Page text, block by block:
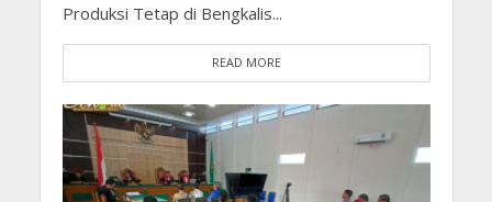
Produksi Tetap di Bengkalis...
READ MORE